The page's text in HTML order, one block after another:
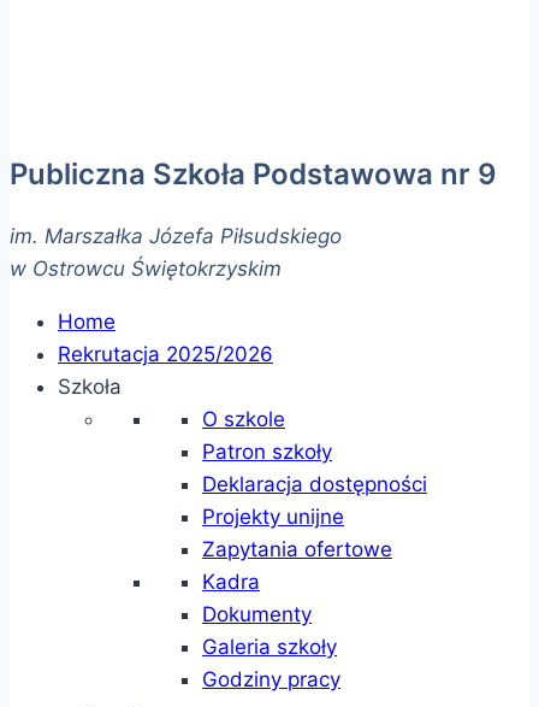
Publiczna Szkoła Podstawowa nr 9
im. Marszałka Józefa Piłsudskiego
w Ostrowcu Świętokrzyskim
Home
Rekrutacja 2025/2026
Szkoła
O szkole
Patron szkoły
Deklaracja dostępności
Projekty unijne
Zapytania ofertowe
Kadra
Dokumenty
Galeria szkoły
Godziny pracy